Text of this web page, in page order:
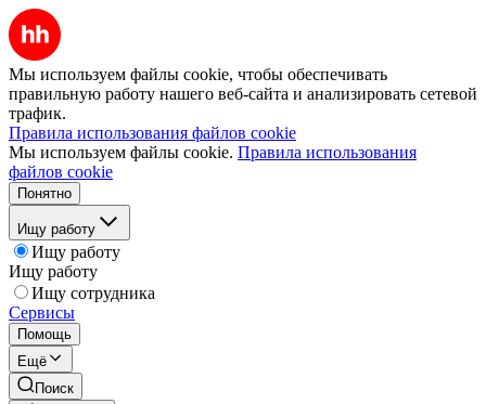
Мы используем файлы cookie, чтобы обеспечивать
правильную работу нашего веб-сайта и анализировать сетевой
трафик.
Правила использования файлов cookie
Мы используем файлы cookie. Правила использования
файлов cookie
Понятно
Ищу работу
Ищу работу
Ищу работу
Ищу сотрудника
Сервисы
Помощь
Ещё
Поиск